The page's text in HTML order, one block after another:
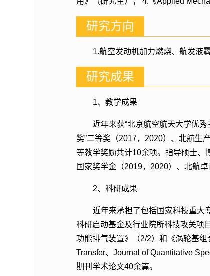
研究方向
1.航空发动机加力燃烧、航发液
研究成果
1、教学成果
近年来获“北京航空航天大学优
奖”二等奖（2017，2020）、北航生
等教学奖励共计10余项。指导硕士、
国家奖学金（2019，2020）、北航
2、科研成果
近年来承担了包括国家科技重大
科研启动基金及行业院所科技攻关项
功能排气装置》（2/2）和《涡轮基
Transfer、Journal of Quantitative
期刊学术论文40余篇。